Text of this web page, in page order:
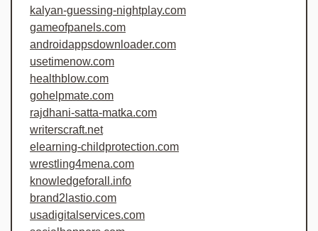
kalyan-guessing-nightplay.com
gameofpanels.com
androidappsdownloader.com
usetimenow.com
healthblow.com
gohelpmate.com
rajdhani-satta-matka.com
writerscraft.net
elearning-childprotection.com
wrestling4mena.com
knowledgeforall.info
brand2lastio.com
usadigitalservices.com